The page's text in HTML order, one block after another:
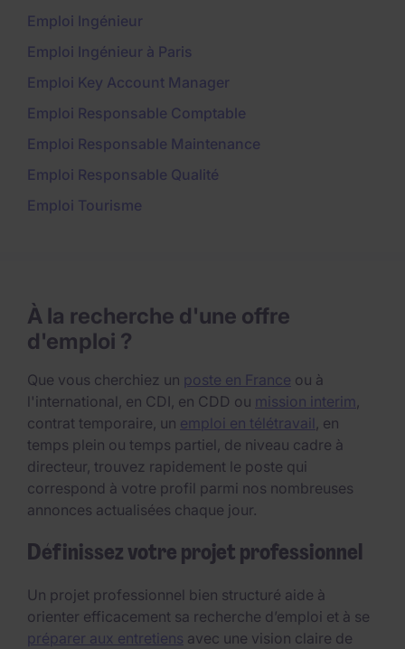
Emploi Ingénieur
Emploi Ingénieur à Paris
Emploi Key Account Manager
Emploi Responsable Comptable
Emploi Responsable Maintenance
Emploi Responsable Qualité
Emploi Tourisme
À la recherche d'une offre
d'emploi ?
Que vous cherchiez un poste en France ou à
l'international, en CDI, en CDD ou mission interim ,
contrat temporaire, un emploi en télétravail , en
temps plein ou temps partiel, de niveau cadre à
directeur, trouvez rapidement le poste qui
correspond à votre profil parmi nos nombreuses
annonces actualisées chaque jour.
Définissez votre projet professionnel
Un projet professionnel bien structuré aide à
orienter efficacement sa recherche d’emploi et à se
préparer aux entretiens avec une vision claire de